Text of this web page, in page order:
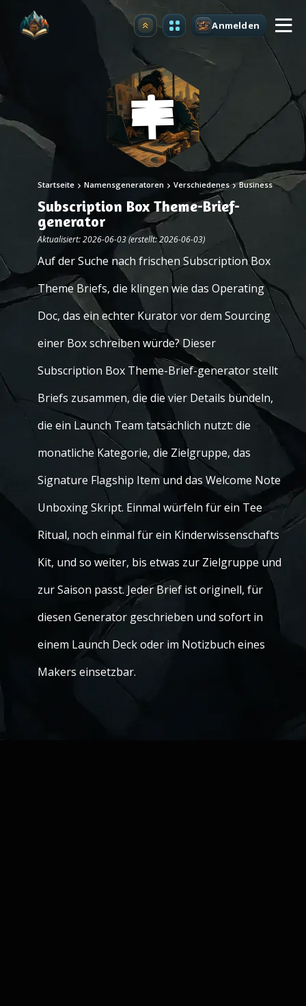
Upgrade Anmelden
Startseite Namensgeneratoren Verschiedenes Business
Subscription Box Theme-Brief-
generator
Aktualisiert: 2026-06-03 (erstellt: 2026-06-03)
Auf der Suche nach frischen Subscription Box
Theme Briefs, die klingen wie das Operating
Doc, das ein echter Kurator vor dem Sourcing
einer Box schreiben würde? Dieser
Subscription Box Theme-Brief-generator stellt
Briefs zusammen, die die vier Details bündeln,
die ein Launch Team tatsächlich nutzt: die
monatliche Kategorie, die Zielgruppe, das
Signature Flagship Item und das Welcome Note
Unboxing Skript. Einmal würfeln für ein Tee
Ritual, noch einmal für ein Kinderwissenschafts
Kit, und so weiter, bis etwas zur Zielgruppe und
zur Saison passt. Jeder Brief ist originell, für
diesen Generator geschrieben und sofort in
einem Launch Deck oder im Notizbuch eines
Makers einsetzbar.